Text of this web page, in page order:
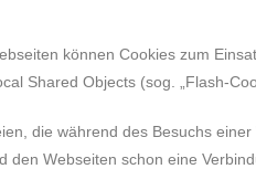
können Cookies zum
Shared Objects (sog. „Flash-
die während des Besuchs
den Webseiten schon eine